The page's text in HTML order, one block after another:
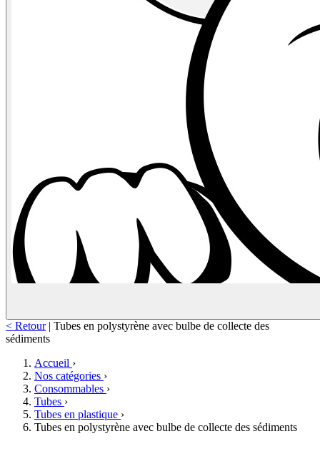
< Retour | Tubes en polystyrène avec bulbe de collecte des
sédiments
Accueil ›
Nos catégories ›
Consommables ›
Tubes ›
Tubes en plastique ›
Tubes en polystyrène avec bulbe de collecte des sédiments